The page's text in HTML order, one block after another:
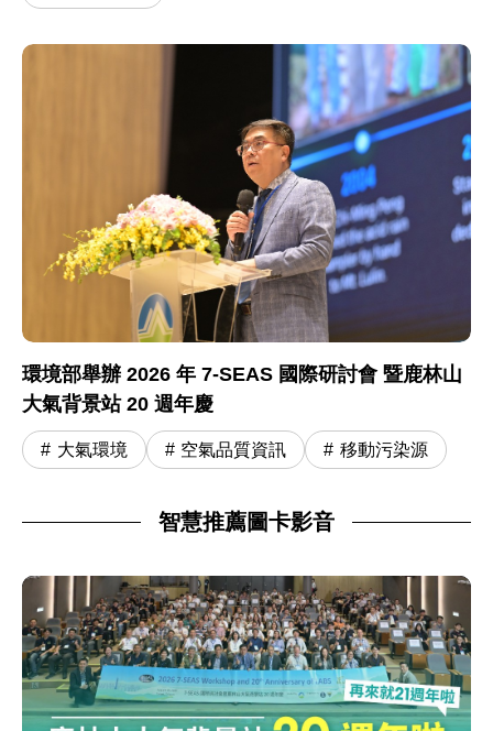
環境部舉辦 2026 年 7-SEAS 國際研討會 暨鹿林山
大氣背景站 20 週年慶
大氣環境 空氣品質資訊 移動污染源
智慧推薦圖卡影音